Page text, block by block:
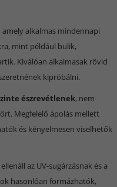
amely alkalmas mindennapi
mint például bulik,
Kiválóan alkalmasak rövid
kipróbálni.
észrevétlenek, nem
Megfelelő ápolás mellett
és kényelmesen viselhetők
ellenáll az UV-sugárzásnak és a
hasonlóan formázhatók,